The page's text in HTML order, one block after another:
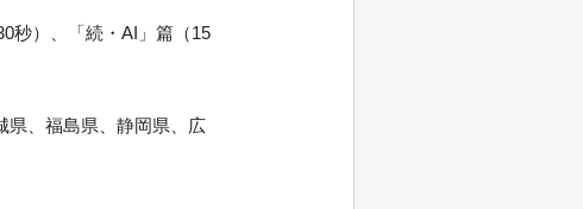
秒）、「続・AI」篇（15
県、福島県、静岡県、広